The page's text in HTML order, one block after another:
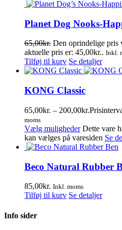
Planet Dog Nooks-
65,00kr. Den oprindelige pris
aktuelle pris er: 45,00kr.. Inkl.
Tilføj til kurv Se detaljer
KONG Classic
65,00kr. – 200,00kr.
moms
Vælg muligheder Dette vare
kan vælges på varesiden Se
Beco Natural Rubber
85,00kr. Inkl. moms
Tilføj til kurv Se detaljer
Info sider